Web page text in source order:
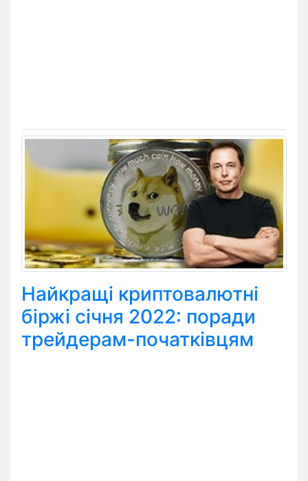
Найкращі криптовалютні
біржі січня 2022: поради
трейдерам-початківцям